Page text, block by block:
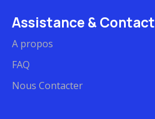
Assistance & Contact
A propos
FAQ
Nous Contacter